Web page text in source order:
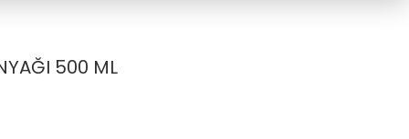
500 ML